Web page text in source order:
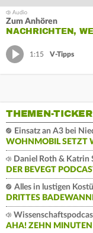
Zum Anhören
NACHRICHTEN,
1:15 V-Tipps
THEMEN-TICKER
Einsatz an A3 bei
WOHNMOBIL SETZT
Daniel Roth & Katrin
DER BEVEGT
Alles in lustigen
DRITTES
AHA! ZEHN MINUTEN